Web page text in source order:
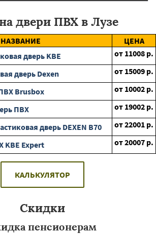
двери ПВХ в Лузе
НАЗВАНИЕ
ЦЕНА
дверь KBE
от 11008 р.
дверь Dexen
от 15009 р.
Brusbox
от 10002 р.
ПВХ
от 19002 р.
дверь DEXEN B70
от22001 р.
KBE Expert
от20007 р.
КАЛЬКУЛЯТОР
Скидки
пенсионерам